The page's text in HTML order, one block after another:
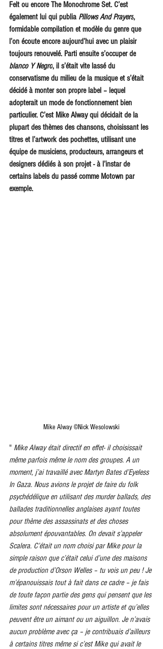
Felt ou encore The Monochrome Set. C’est
également lui qui publia Pillows And Prayers,
formidable compilation et modèle du genre que
l’on écoute encore aujourd’hui avec un plaisir
toujours renouvelé. Parti ensuite s’occuper de
blanco Y Negro, il s’était vite lassé du
conservatisme du milieu de la musique et s’était
décidé à monter son propre label – lequel
adopterait un mode de fonctionnement bien
particulier. C’est Mike Alway qui décidait de la
plupart des thèmes des chansons, choisissant les
titres et l’artwork des pochettes, utilisant une
équipe de musiciens, producteurs, arrangeurs et
designers dédiés à son projet - à l’instar de
certains labels du passé comme Motown par
exemple.
Mike Alway ©Nick Wesolowski
" Mike Alway était directif en effet- il choisissait
même parfois même le nom des groupes. A un
moment, j’ai travaillé avec Martyn Bates d’Eyeless
In Gaza. Nous avions le projet de faire du folk
psychédélique en utilisant des murder ballads, des
ballades traditionnelles anglaises ayant toutes
pour thème des assassinats et des choses
absolument épouvantables. On devait s’appeler
Scalera. C’était un nom choisi par Mike pour la
simple raison que c’était celui d’une des maisons
de production d’Orson Welles – tu vois un peu ! Je
m’épanouissais tout à fait dans ce cadre – je fais
de toute façon partie des gens qui pensent que les
limites sont nécessaires pour un artiste et qu’elles
peuvent être un aimant ou un aiguillon. Je n’avais
aucun problème avec ça – je contribuais d’ailleurs
à certains titres même si c’est Mike qui avait le